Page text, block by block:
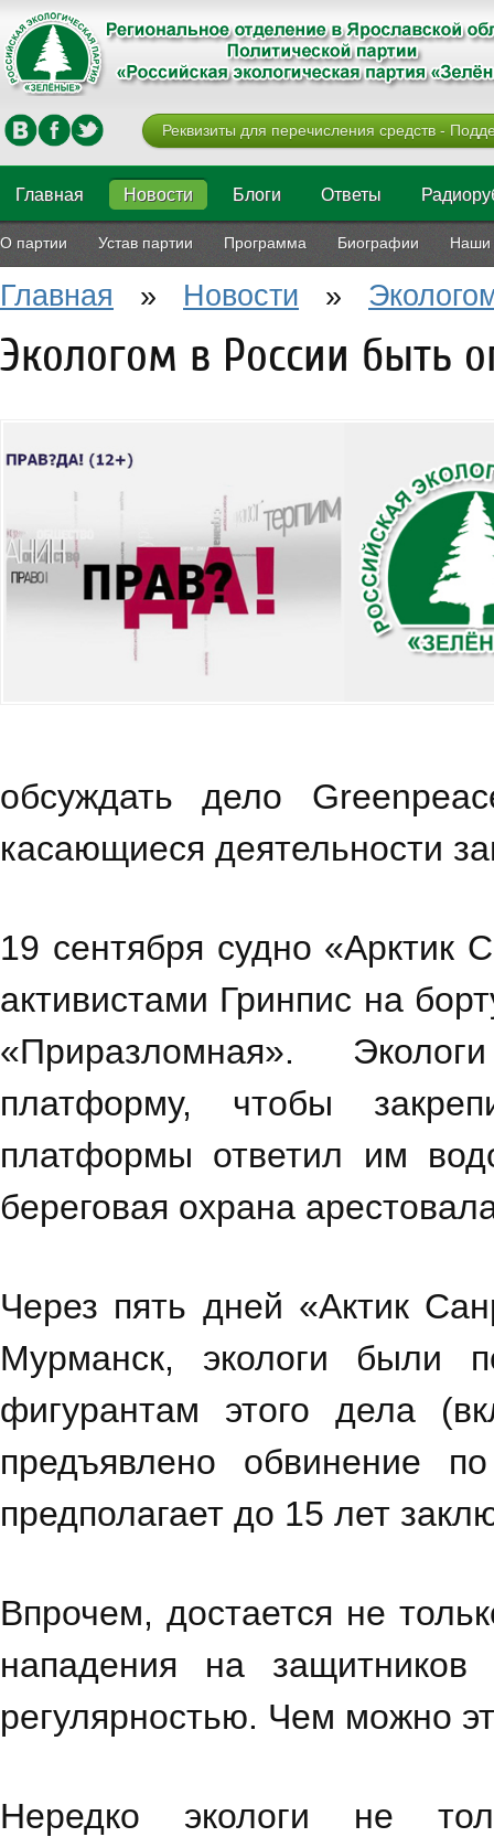
Реквизиты для перечисления средств -
Главная Новости Блоги Ответы
О партии Устав партии Программа Биографии Наши
Главная » Новости »
Экологом в России быть
обсуждать дело
касающиеся деятельности
19 сентября судно «Арктик
активистами Гринпис на
«Приразломная».
платформу, чтобы
платформы ответил им
береговая охрана
Через пять дней «Актик
Мурманск, экологи были
фигурантам этого дела
предъявлено обвинение
предполагает до 15 лет
Впрочем, достается не
нападения на
регулярностью. Чем можно
Нередко экологи не